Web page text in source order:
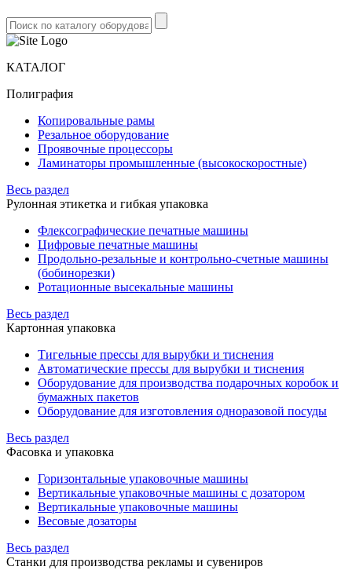
КАТАЛОГ
Полиграфия
Копировальные рамы
Резальное оборудование
Проявочные процессоры
Ламинаторы промышленные (высокоскоростные)
Весь раздел
Рулонная этикетка и гибкая упаковка
Флексографические печатные машины
Цифровые печатные машины
Продольно-резальные и контрольно-счетные машины
(бобинорезки)
Ротационные высекальные машины
Весь раздел
Картонная упаковка
Тигельные прессы для вырубки и тиснения
Автоматические прессы для вырубки и тиснения
Оборудование для производства подарочных коробок и
бумажных пакетов
Оборудование для изготовления одноразовой посуды
Весь раздел
Фасовка и упаковка
Горизонтальные упаковочные машины
Вертикальные упаковочные машины с дозатором
Вертикальные упаковочные машины
Весовые дозаторы
Весь раздел
Станки для производства рекламы и сувениров